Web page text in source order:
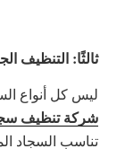
ثالثًا: التنظيف
ليس كل أنواع
شركة تنظيف
تناسب السجاد